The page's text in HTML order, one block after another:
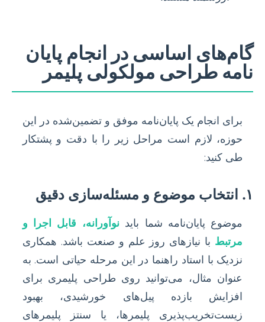
گام‌های اساسی در انجام پایان
نامه طراحی مولکولی پلیمر
برای انجام یک پایان‌نامه موفق و تضمین‌شده در این
حوزه، لازم است مراحل زیر را با دقت و پشتکار
طی کنید:
۱. انتخاب موضوع و مسئله‌سازی دقیق
موضوع پایان‌نامه شما بایدنوآورانه، قابل اجرا و
مرتبط با نیازهای روز علم و صنعت باشد. همکاری
نزدیک با استاد راهنما در این مرحله حیاتی است. به
عنوان مثال، می‌توانید روی طراحی پلیمری برای
افزایش بازده پیل‌های خورشیدی، بهبود
زیست‌تخریب‌پذیری پلیمرها، یا سنتز پلیمرهای